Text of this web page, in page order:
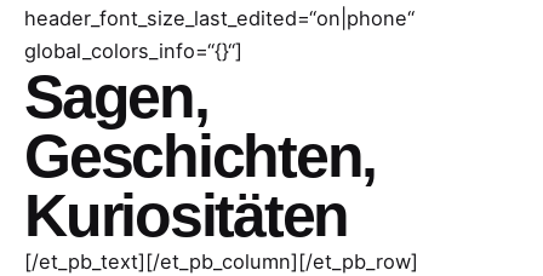
header_font_size_last_edited=“on|phone“
global_colors_info=“{}“]
Sagen,
Geschichten,
Kuriositäten
[/et_pb_text][/et_pb_column][/et_pb_row]